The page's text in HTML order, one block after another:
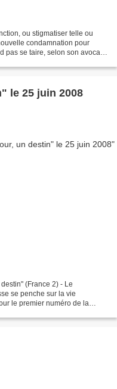
ou stigmatiser telle ou
condamnation pour
pas se taire, selon son avocat
le 25 juin 2008
(France 2) - Le
se penche sur la vie
le premier numéro de la